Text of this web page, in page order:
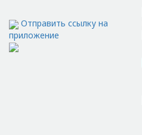
Отправить ссылку на
приложение